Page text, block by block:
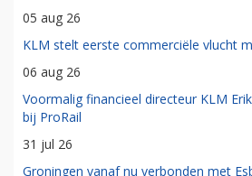
05 aug 26
KLM stelt eerste commerciële vlucht
06 aug 26
Voormalig financieel directeur KLM
bij ProRail
31 jul 26
Groningen vanaf nu verbonden met